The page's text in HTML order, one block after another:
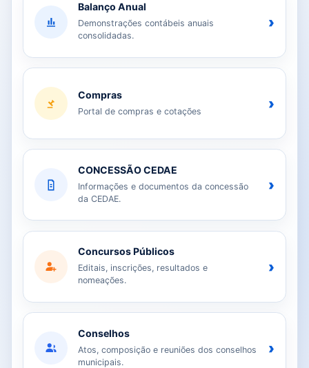
Balanço Anual
Demonstrações contábeis anuais
consolidadas.
›
Compras
Portal de compras e cotações ›
CONCESSÃO CEDAE
Informações e documentos da concessão
da CEDAE.
›
Concursos Públicos
Editais, inscrições, resultados e
nomeações.
›
Conselhos
Atos, composição e reuniões dos conselhos
municipais.
›